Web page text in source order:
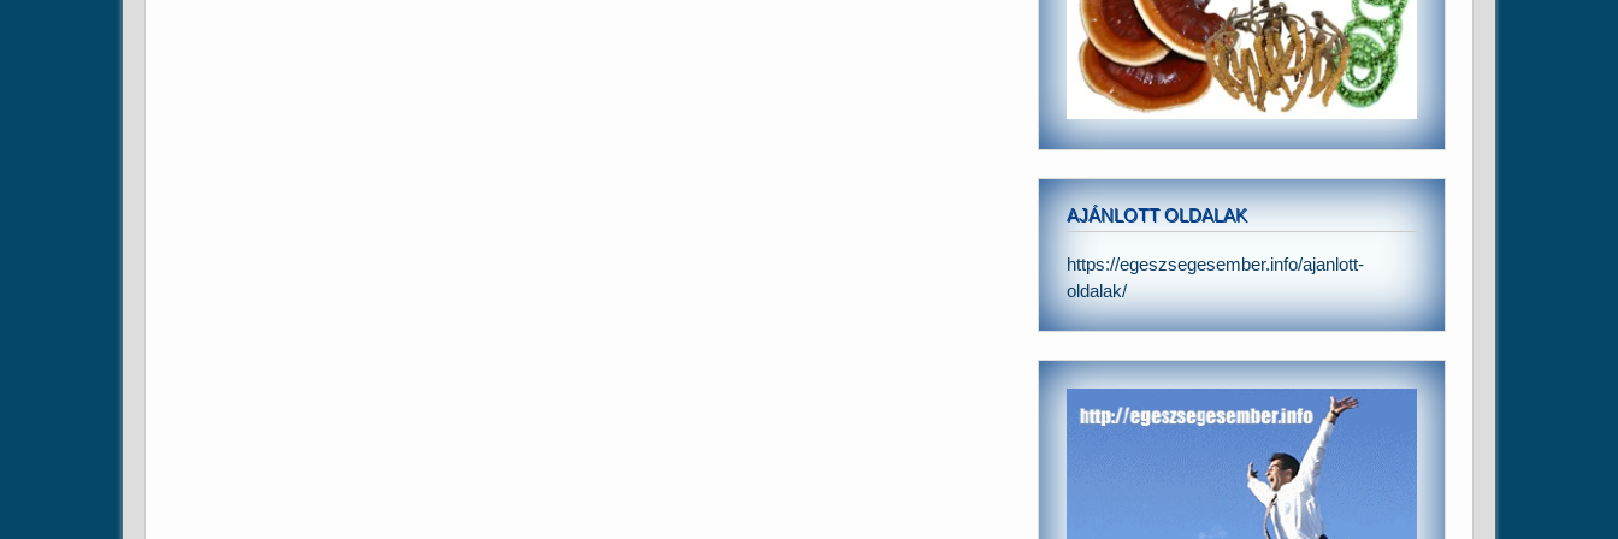
AJÁNLOTT OLDALAK
https://egeszsegesember.info/ajanlott-
oldalak/